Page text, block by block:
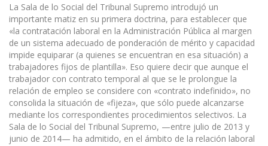
La Sala de lo Social del Tribunal Supremo introdujó un
importante matiz en su primera doctrina, para establecer que
«la contratación laboral en la Administración Pública al margen
de un sistema adecuado de ponderación de mérito y capacidad
impide equiparar (a quienes se encuentran en esa situación) a
trabajadores fijos de plantilla». Eso quiere decir que aunque el
trabajador con contrato temporal al que se le prolongue la
relación de empleo se considere con «contrato indefinido», no
consolida la situación de «fijeza», que sólo puede alcanzarse
mediante los correspondientes procedimientos selectivos. La
Sala de lo Social del Tribunal Supremo, —entre julio de 2013 y
junio de 2014— ha admitido, en el ámbito de la relación laboral